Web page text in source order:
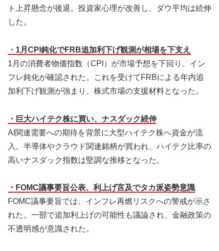
ト上昇懸念が後退。投資家心理が改善し、ダウ平均は続伸
した。
・1月CPI鈍化でFRB追加利下げ観測が相場を下支え
1月の消費者物価指数（CPI）が市場予想を下回り、イン
フレ鈍化が確認された。これを受けてFRBによる年内追
加利下げ観測が強まり、株式市場の支援材料となった。
・巨大ハイテク株に買い、ナスダック続伸
AI関連需要への期待を背景に大型ハイテク株へ資金が流
入。半導体やクラウド関連銘柄が買われ、ハイテク比率の
高いナスダック指数は堅調な推移となった。
・FOMC議事要旨公表、利上げ言及でタカ派姿勢意識
FOMC議事要旨では、インフレ再燃リスクへの警戒が示さ
れた。一部で追加利上げの可能性も議論され、金融政策の
不透明感が意識された。